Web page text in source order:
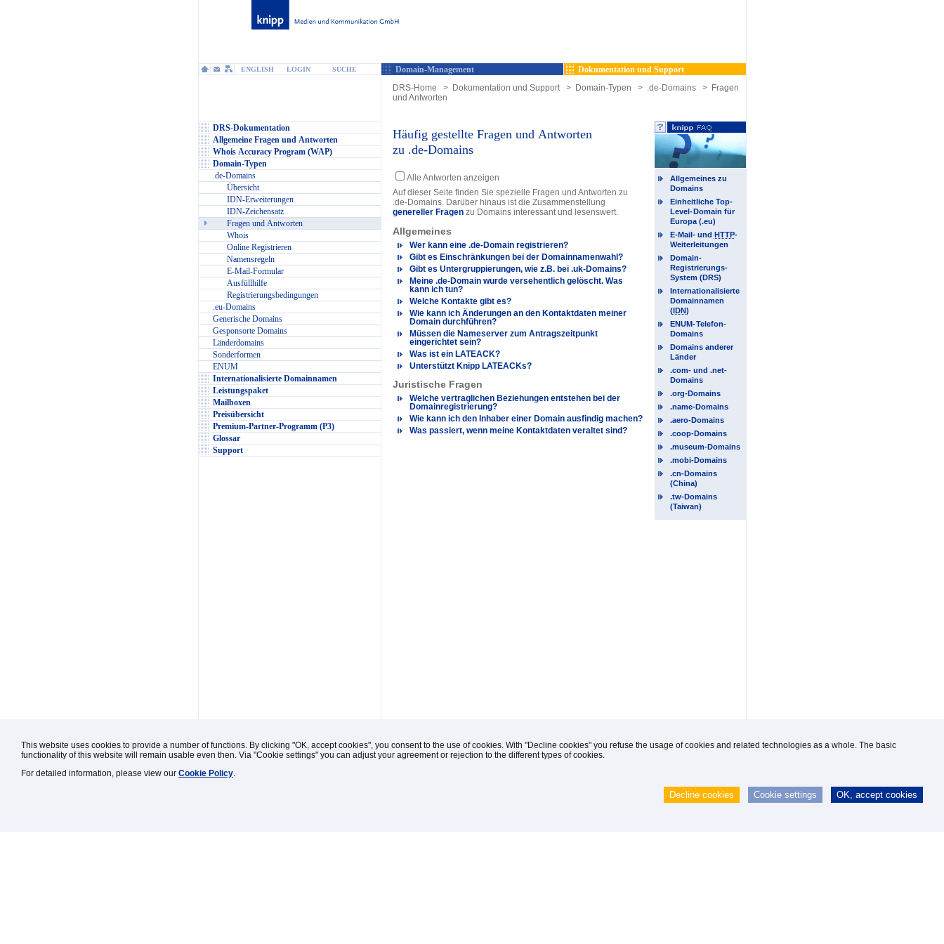
ENGLISH LOGIN SUCHE Domain-Management
Dokumentation und Support
DRS-Home
> Dokumentation und Support > Domain-Typen > .de-Domains >
Fragen
und Antworten
DRS-Dokumentation
Allgemeine Fragen und Antworten
Whois Accuracy Program (WAP)
Domain-Typen
.de-Domains
Übersicht
IDN-Erweiterungen
IDN-Zeichensatz
Fragen und Antworten
Whois
Online Registrieren
Namensregeln
E-Mail-Formular
Ausfüllhilfe
Registrierungsbedingungen
.eu-Domains
Generische Domains
Gesponsorte Domains
Länderdomains
Sonderformen
ENUM
Internationalisierte Domainnamen
Leistungspaket
Mailboxen
Preisübersicht
Premium-Partner-Programm (P3)
Glossar
Support
Häufig gestellte Fragen und Antworten
zu .de-Domains
Alle Antworten anzeigen
Auf dieser Seite finden Sie spezielle Fragen und Antworten zu
.de-Domains. Darüber hinaus ist die Zusammenstellung
genereller Fragenzu Domains interessant und lesenswert.
Allgemeines
Wer kann eine .de-Domain registrieren?
Gibt es Einschränkungen bei der Domainnamenwahl?
Gibt es Untergruppierungen, wie z.B. bei .uk-Domains?
Meine .de-Domain wurde versehentlich gelöscht. Was
kann ich tun?
Welche Kontakte gibt es?
Wie kann ich Änderungen an den Kontaktdaten meiner
Domain durchführen?
Müssen die Nameserver zum Antragszeitpunkt
eingerichtet sein?
Was ist ein LATEACK?
Unterstützt Knipp LATEACKs?
Juristische Fragen
Welche vertraglichen Beziehungen entstehen bei der
Domainregistrierung?
Wie kann ich den Inhaber einer Domain ausfindig machen?
Was passiert, wenn meine Kontaktdaten veraltet sind?
Allgemeines zu
Domains
Einheitliche Top-
Level-Domain für
Europa (.eu)
E-Mail- und HTTP-
Weiterleitungen
Domain-
Registrierungs-
System (DRS)
Internationalisierte
Domainnamen
(IDN)
ENUM-Telefon-
Domains
Domains anderer
Länder
.com- und .net-
Domains
.org-Domains
.name-Domains
.aero-Domains
.coop-Domains
.museum-Domains
.mobi-Domains
.cn-Domains
(China)
.tw-Domains
(Taiwan)
This website uses cookies to provide a number of functions. By clicking "OK, accept cookies", you consent to the use of cookies. With "Decline cookies" you refuse the usage of cookies and related technologies as a whole. The basic
functionality of this website will remain usable even then. Via "Cookie settings" you can adjust your agreement or rejection to the different types of cookies.
For detailed information, please view our Cookie Policy.
OK, accept cookies
Cookie settings
Decline cookies